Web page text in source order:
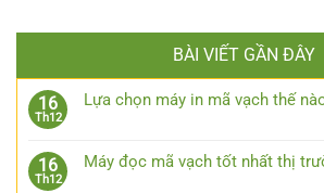
BÀI VIẾT GẦN ĐÂY
16
Th12
Lựa chọn máy in mã vạch thế
16
Th12
Máy đọc mã vạch tốt nhất thị